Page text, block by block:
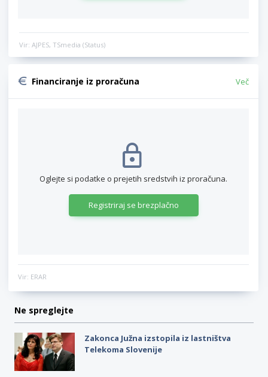
Vir: AJPES, TSmedia (Status)
Financiranje iz proračuna Več
Oglejte si podatke o prejetih sredstvih iz proračuna.
Registriraj se brezplačno
Vir: ERAR
Ne spreglejte
Zakonca Južna izstopila iz lastništva
Telekoma Slovenije